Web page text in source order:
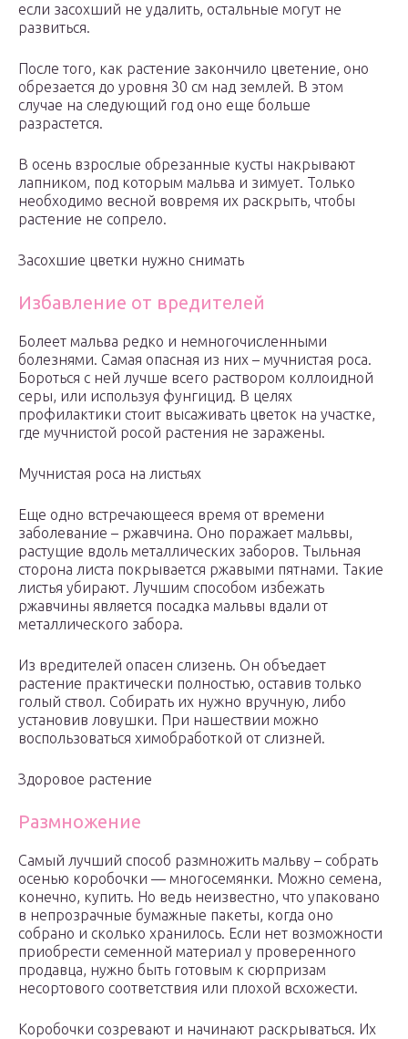
если засохший не удалить, остальные могут не
развиться.
После того, как растение закончило цветение, оно
обрезается до уровня 30 см над землей. В этом
случае на следующий год оно еще больше
разрастется.
В осень взрослые обрезанные кусты накрывают
лапником, под которым мальва и зимует. Только
необходимо весной вовремя их раскрыть, чтобы
растение не сопрело.
Засохшие цветки нужно снимать
Избавление от вредителей
Болеет мальва редко и немногочисленными
болезнями. Самая опасная из них – мучнистая роса.
Бороться с ней лучше всего раствором коллоидной
серы, или используя фунгицид. В целях
профилактики стоит высаживать цветок на участке,
где мучнистой росой растения не заражены.
Мучнистая роса на листьях
Еще одно встречающееся время от времени
заболевание – ржавчина. Оно поражает мальвы,
растущие вдоль металлических заборов. Тыльная
сторона листа покрывается ржавыми пятнами. Такие
листья убирают. Лучшим способом избежать
ржавчины является посадка мальвы вдали от
металлического забора.
Из вредителей опасен слизень. Он объедает
растение практически полностью, оставив только
голый ствол. Собирать их нужно вручную, либо
установив ловушки. При нашествии можно
воспользоваться химобработкой от слизней.
Здоровое растение
Размножение
Самый лучший способ размножить мальву – собрать
осенью коробочки — многосемянки. Можно семена,
конечно, купить. Но ведь неизвестно, что упаковано
в непрозрачные бумажные пакеты, когда оно
собрано и сколько хранилось. Если нет возможности
приобрести семенной материал у проверенного
продавца, нужно быть готовым к сюрпризам
несортового соответствия или плохой всхожести.
Коробочки созревают и начинают раскрываться. Их